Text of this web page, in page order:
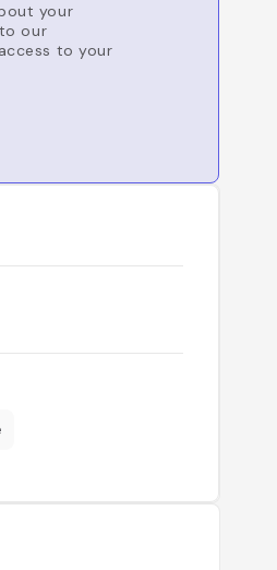
your
our
to your